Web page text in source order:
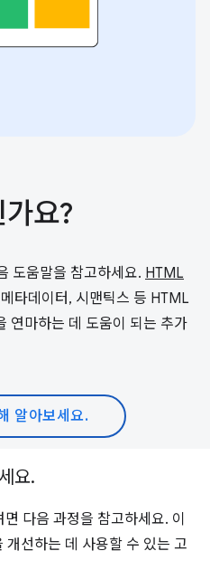
요?
도움말을 참고하세요. HTML
타데이터, 시맨틱스 등 HTML
연마하는 데 도움이 되는 추가
알아보세요.
요.
다음 과정을 참고하세요. 이
선하는 데 사용할 수 있는 고